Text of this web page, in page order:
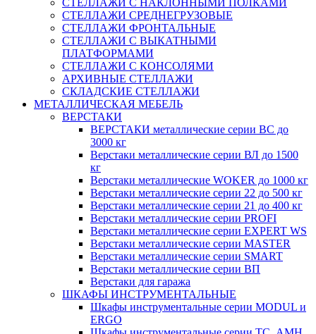
СТЕЛЛАЖИ СРЕДНЕГРУЗОВЫЕ
СТЕЛЛАЖИ ФРОНТАЛЬНЫЕ
СТЕЛЛАЖИ С ВЫКАТНЫМИ
ПЛАТФОРМАМИ
СТЕЛЛАЖИ С КОНСОЛЯМИ
АРХИВНЫЕ СТЕЛЛАЖИ
СКЛАДСКИЕ СТЕЛЛАЖИ
МЕТАЛЛИЧЕСКАЯ МЕБЕЛЬ
ВЕРСТАКИ
ВЕРСТАКИ металлические серии ВС до
3000 кг
Верстаки металлические серии ВЛ до 1500
кг
Верстаки металлические WOKER до 1000 кг
Верстаки металлические серии 22 до 500 кг
Верстаки металлические серии 21 до 400 кг
Верстаки металлические серии PROFI
Верстаки металлические серии EXPERT WS
Верстаки металлические серии MASTER
Верстаки металлические серии SMART
Верстаки металлические серии ВП
Верстаки для гаража
ШКАФЫ ИНСТРУМЕНТАЛЬНЫЕ
Шкафы инструментальные серии MODUL и
ERGO